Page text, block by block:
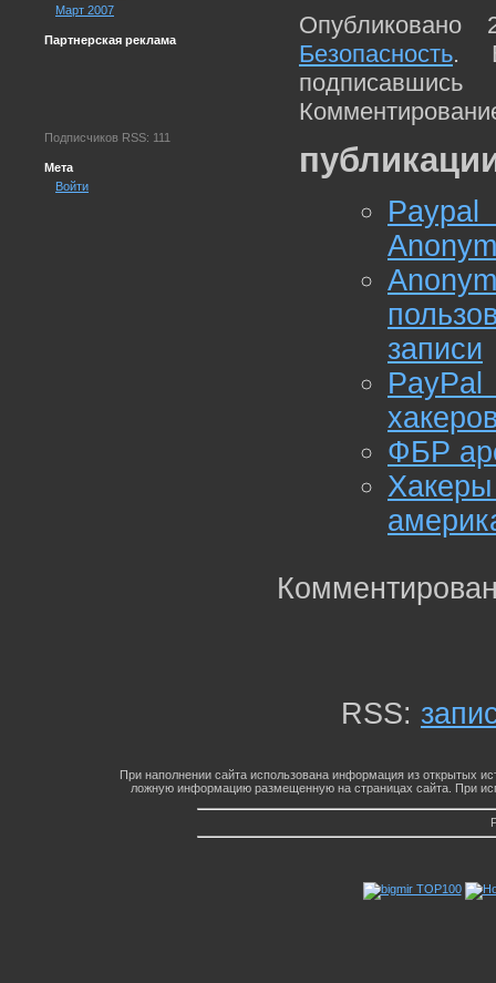
Март 2007
Партнерская реклама
Подписчиков RSS: 111
Мета
Войти
Безопасность.
записи
ФБР
RSS:
При наполнении сайта использована информация из открытых
ложную информацию размещенную на страницах сайта. При